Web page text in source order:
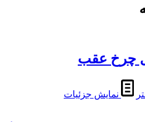
چرخ عقب
نمایش جزئیات